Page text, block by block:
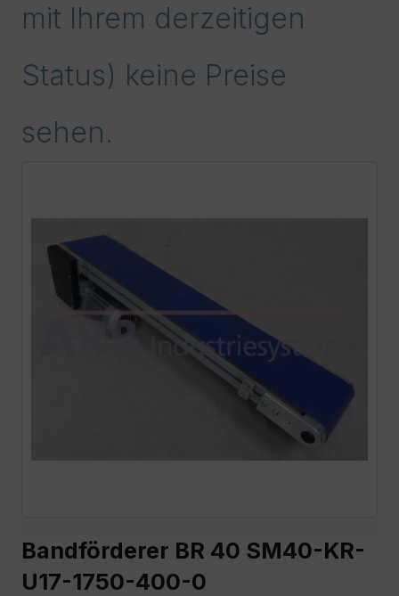
mit Ihrem derzeitigen
Status) keine Preise
sehen.
Bandförderer BR 40 SM40-KR-
U17-1750-400-0